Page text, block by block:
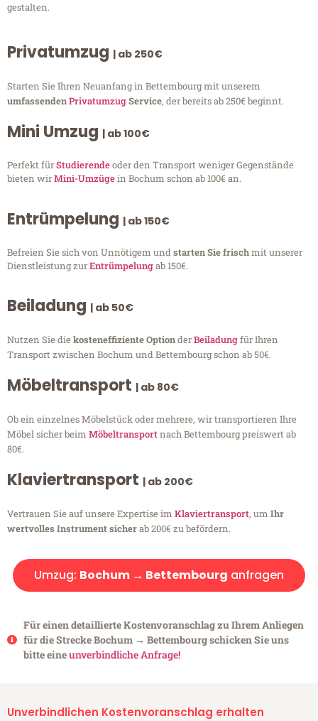
gestalten.
Privatumzug | ab 250€
Starten Sie Ihren Neuanfang in Bettembourg mit unserem
umfassendenPrivatumzugService, der bereits ab 250€ beginnt.
Mini Umzug | ab 100€
Perfekt fürStudierendeoder den Transport weniger Gegenstände
bieten wirMini-Umzügein Bochum schon ab 100€ an.
Entrümpelung | ab 150€
Befreien Sie sich von Unnötigem undstarten Sie frischmit unserer
Dienstleistung zurEntrümpelungab 150€.
Beiladung | ab 50€
Nutzen Sie diekosteneffiziente OptionderBeiladungfür Ihren
Transport zwischen Bochum und Bettembourg schon ab 50€.
Möbeltransport | ab 80€
Ob ein einzelnes Möbelstück oder mehrere, wir transportieren Ihre
Möbel sicher beim Möbeltransportnach Bettembourg preiswert ab
80€.
Klaviertransport | ab 200€
Vertrauen Sie auf unsere Expertise im Klaviertransport, um Ihr
wertvolles Instrument sicherab 200€ zu befördern.
Umzug: Bochum → Bettembourg anfragen
Für einen detaillierte Kostenvoranschlag zu Ihrem Anliegen
für die Strecke Bochum → Bettembourg schicken Sie uns
bitte eineunverbindliche Anfrage!
Unverbindlichen Kostenvoranschlag erhalten